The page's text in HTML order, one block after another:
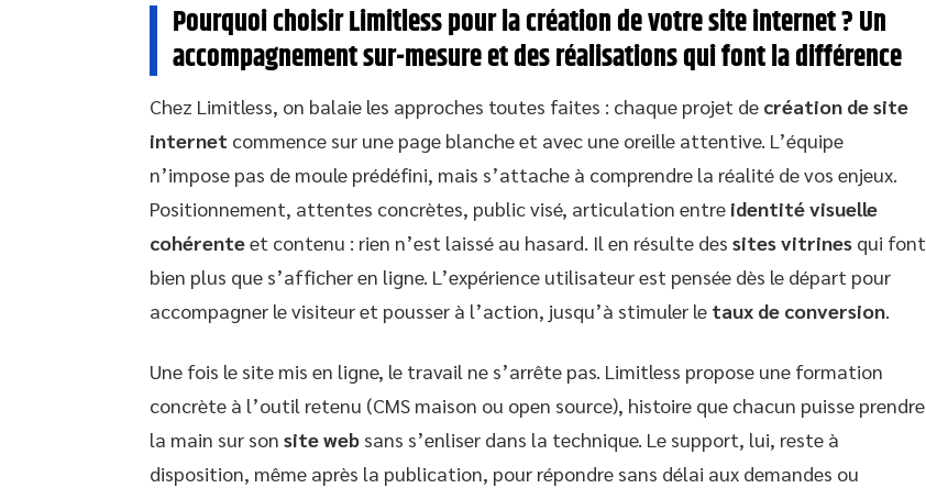
Pourquoi choisir Limitless pour la création de votre site internet ? Un
accompagnement sur-mesure et des réalisations qui font la différence
Chez Limitless, on balaie les approches toutes faites : chaque projet de création de site
internet commence sur une page blanche et avec une oreille attentive. L’équipe
n’impose pas de moule prédéfini, mais s’attache à comprendre la réalité de vos enjeux.
Positionnement, attentes concrètes, public visé, articulation entre identité visuelle
cohérenteet contenu : rien n’est laissé au hasard. Il en résulte des sites vitrines qui font
bien plus que s’afficher en ligne. L’expérience utilisateur est pensée dès le départ pour
accompagner le visiteur et pousser à l’action, jusqu’à stimuler le taux de conversion.
Une fois le site mis en ligne, le travail ne s’arrête pas. Limitless propose une formation
concrète à l’outil retenu (CMS maison ou open source), histoire que chacun puisse prendre
la main sur son site web sans s’enliser dans la technique. Le support, lui, reste à
disposition, même après la publication, pour répondre sans délai aux demandes ou